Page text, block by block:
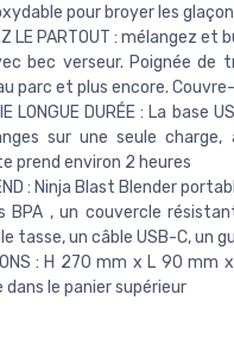
pour broyer les
LE PARTOUT : mélangez
bec verseur. Poignée de
parc et plus encore.
LONGUE DURÉE : La
sur une seule
prend environ 2 heures
: Ninja Blast Blender
BPA , un couvercle
tasse, un câble USB-C, un
: H 270 mm x L 90
dans le panier supérieur